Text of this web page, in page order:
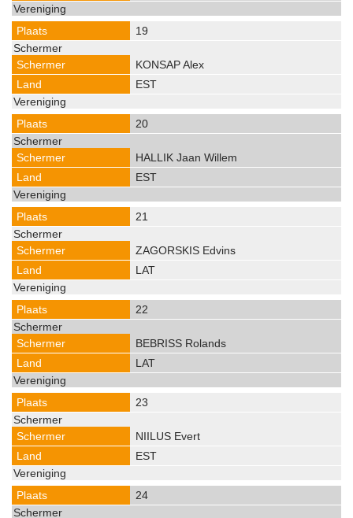
19
KONSAP Alex
EST
20
HALLIK Jaan Willem
EST
21
ZAGORSKIS Edvins
LAT
22
BEBRISS Rolands
LAT
23
NIILUS Evert
EST
24